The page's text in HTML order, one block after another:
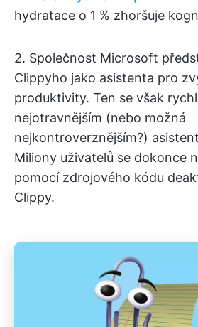
hydratace o 1 % zhoršuje
2. Společnost Microsoft
Clippyho jako asistenta pro
produktivity. Ten se však
nejotravnějším (nebo možná
nejkontroverznějším?)
Miliony uživatelů se dokonce
pomocí zdrojového kódu
Clippy.